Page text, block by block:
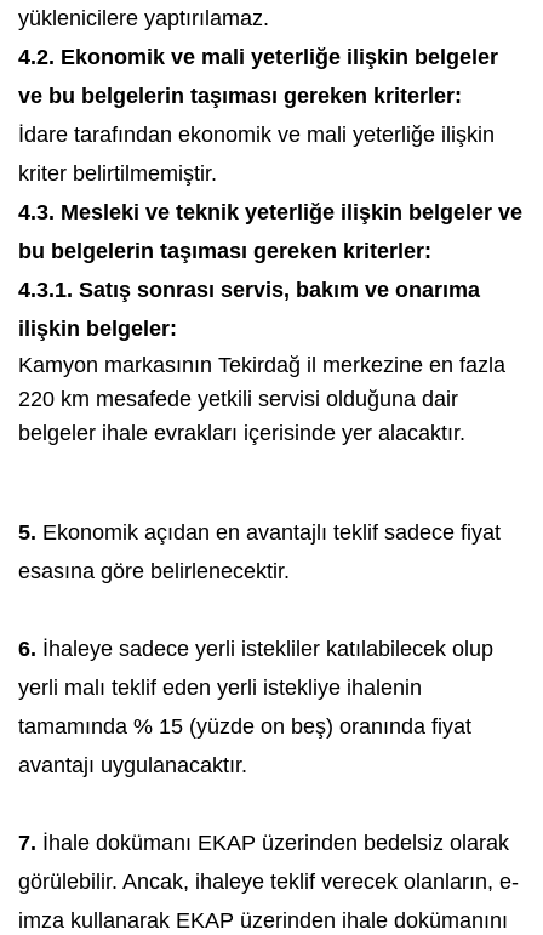
yüklenicilere yaptırılamaz.
4.2. Ekonomik ve mali yeterliğe ilişkin belgeler
ve bu belgelerin taşıması gereken kriterler:
İdare tarafından ekonomik ve mali yeterliğe ilişkin
kriter belirtilmemiştir.
4.3. Mesleki ve teknik yeterliğe ilişkin belgeler ve
bu belgelerin taşıması gereken kriterler:
4.3.1. Satış sonrası servis, bakım ve onarıma
ilişkin belgeler:
Kamyon markasının Tekirdağ il merkezine en fazla
220 km mesafede yetkili servisi olduğuna dair
belgeler ihale evrakları içerisinde yer alacaktır.
5. Ekonomik açıdan en avantajlı teklif sadece fiyat
esasına göre belirlenecektir.
6. İhaleye sadece yerli istekliler katılabilecek olup
yerli malı teklif eden yerli istekliye ihalenin
tamamında % 15 (yüzde on beş) oranında fiyat
avantajı uygulanacaktır.
7. İhale dokümanı EKAP üzerinden bedelsiz olarak
görülebilir. Ancak, ihaleye teklif verecek olanların, e-
imza kullanarak EKAP üzerinden ihale dokümanını